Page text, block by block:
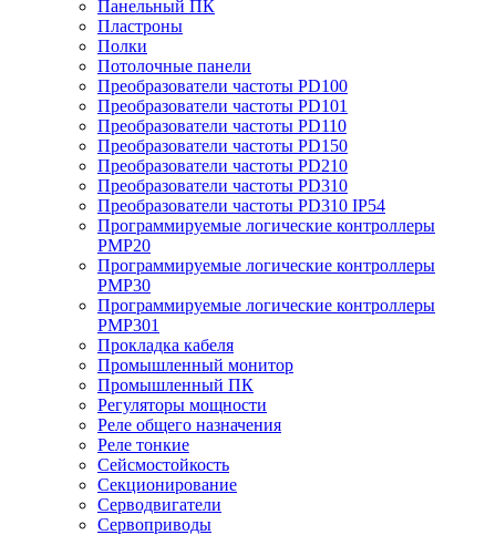
Панельный ПК
Пластроны
Полки
Потолочные панели
Преобразователи частоты PD100
Преобразователи частоты PD101
Преобразователи частоты PD110
Преобразователи частоты PD150
Преобразователи частоты PD210
Преобразователи частоты PD310
Преобразователи частоты PD310 IP54
Программируемые логические контроллеры
PMP20
Программируемые логические контроллеры
PMP30
Программируемые логические контроллеры
PMP301
Прокладка кабеля
Промышленный монитор
Промышленный ПК
Регуляторы мощности
Реле общего назначения
Реле тонкие
Сейсмостойкость
Секционирование
Серводвигатели
Сервоприводы